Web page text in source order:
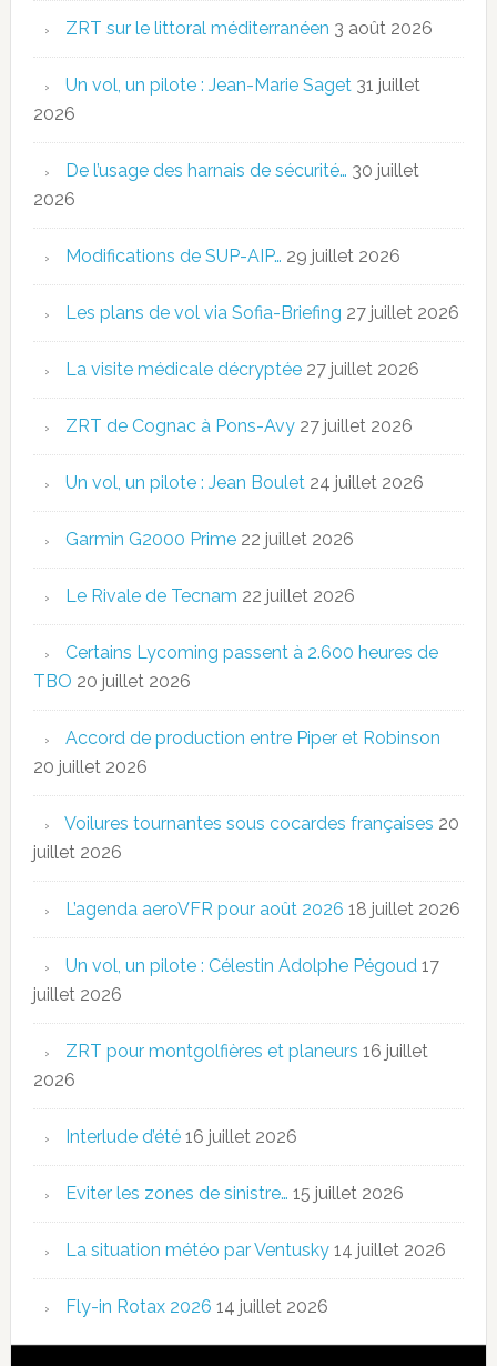
ZRT sur le littoral méditerranéen 3 août 2026
Un vol, un pilote : Jean-Marie Saget 31 juillet
2026
De l’usage des harnais de sécurité… 30 juillet
2026
Modifications de SUP-AIP… 29 juillet 2026
Les plans de vol via Sofia-Briefing 27 juillet 2026
La visite médicale décryptée 27 juillet 2026
ZRT de Cognac à Pons-Avy 27 juillet 2026
Un vol, un pilote : Jean Boulet 24 juillet 2026
Garmin G2000 Prime 22 juillet 2026
Le Rivale de Tecnam 22 juillet 2026
Certains Lycoming passent à 2.600 heures de
TBO 20 juillet 2026
Accord de production entre Piper et Robinson
20 juillet 2026
Voilures tournantes sous cocardes françaises 20
juillet 2026
L’agenda aeroVFR pour août 2026 18 juillet 2026
Un vol, un pilote : Célestin Adolphe Pégoud 17
juillet 2026
ZRT pour montgolfières et planeurs 16 juillet
2026
Interlude d’été 16 juillet 2026
Eviter les zones de sinistre… 15 juillet 2026
La situation météo par Ventusky 14 juillet 2026
Fly-in Rotax 2026 14 juillet 2026